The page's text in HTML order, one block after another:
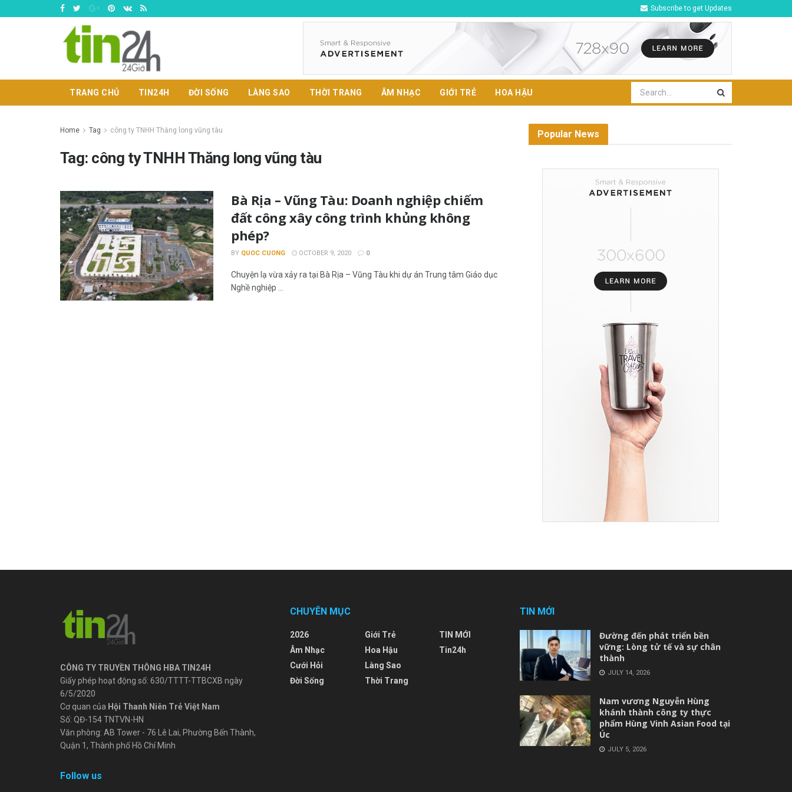
Subscribe to get Updates
TRANG CHỦ TIN24H ĐỜI SỐNG LÀNG SAO THỜI TRANG ÂM NHẠC GIỚI TRẺ HOA HẬU
Home Tag công ty TNHH Thăng long vũng tàu
Tag: công ty TNHH Thăng long vũng tàu
Bà Rịa – Vũng Tàu: Doanh nghiệp chiếm
đất công xây công trình khủng không
phép?
BY QUOC CUONG OCTOBER 9, 2020 0
Chuyện lạ vừa xảy ra tại Bà Rịa – Vũng Tàu khi dự án Trung tâm Giáo dục
Nghề nghiệp ...
Popular News
CÔNG TY TRUYỀN THÔNG HBA TIN24H
Giấy phép hoạt động số: 630/TTTT-TTBCXB ngày
6/5/2020
Cơ quan của Hội Thanh Niên Trẻ Việt Nam
Số: QĐ-154 TNTVN-HN
Văn phòng: AB Tower - 76 Lê Lai, Phường Bến Thành,
Quận 1, Thành phố Hồ Chí Minh
Follow us
CHUYÊN MỤC
2026
Âm Nhạc
Cưới Hỏi
Đời Sống
Giới Trẻ
Hoa Hậu
Làng Sao
Thời Trang
TIN MỚI
Tin24h
TIN MỚI
Đường đến phát triển bền
vững: Lòng tử tế và sự chân
thành
JULY 14, 2026
Nam vương Nguyễn Hùng
khánh thành công ty thực
phẩm Hùng Vinh Asian Food tại
Úc
JULY 5, 2026